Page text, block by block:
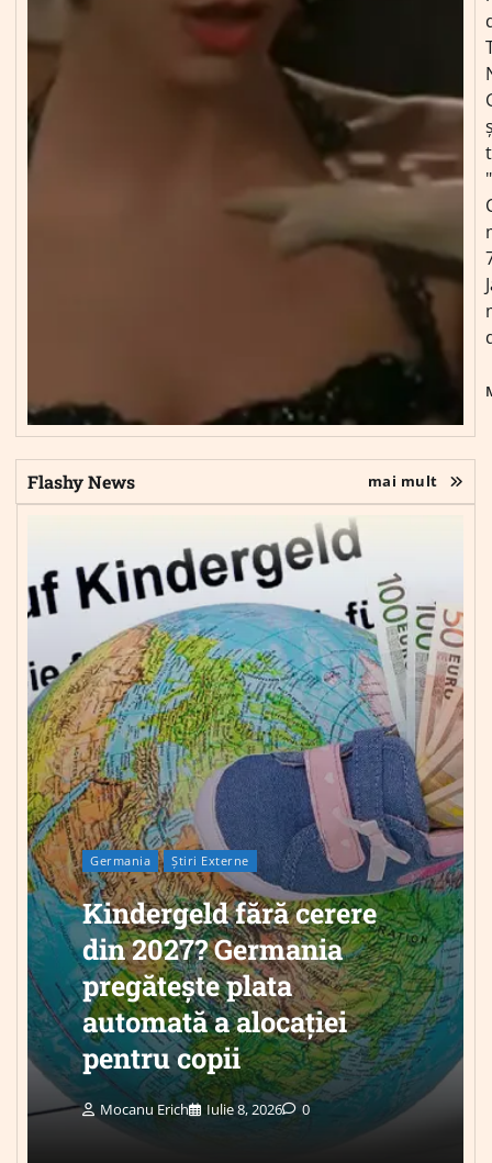
Flashy News mai mult
Germania Știri Externe
Kindergeld fără cerere
din 2027? Germania
pregătește plata
automată a alocației
pentru copii
Mocanu Erich Iulie 8, 2026 0